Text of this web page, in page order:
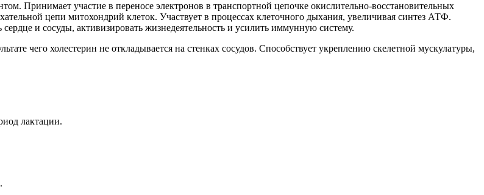
Принимает участие в переносе электронов в транспортной цепочке окислительно-восстановительных
цепи митохондрий клеток. Участвует в процессах клеточного дыхания, увеличивая синтез АТФ.
и сосуды, активизировать жизнедеятельность и усилить иммунную систему.
чего холестерин не откладывается на стенках сосудов. Способствует укреплению скелетной мускулатуры,
лактации.